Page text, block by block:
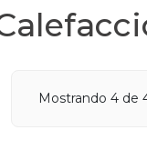
Mostrando 4 de